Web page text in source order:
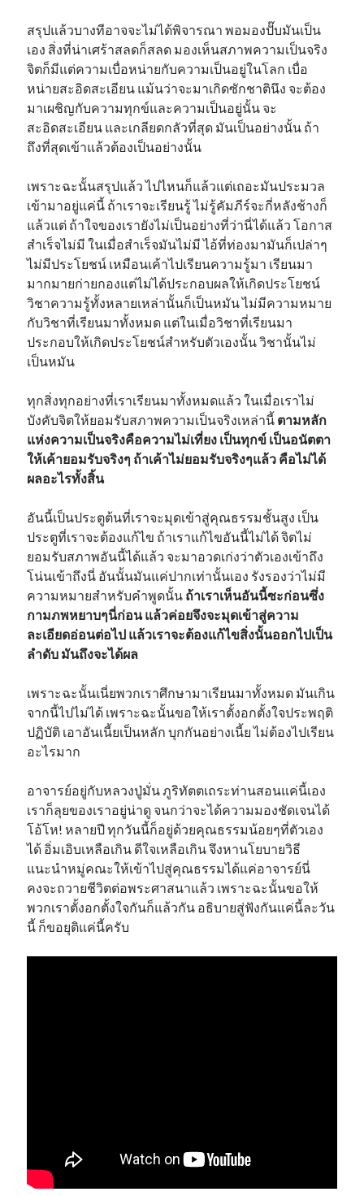
สรุปแล้วบางทีอาจจะไม่ได้พิจารณา พอมองปั๊บมันเป็น
เอง สิ่งที่น่าเศร้าสลดก็สลด มองเห็นสภาพความเป็นจริง
จิตก็มีแต่ความเบื่อหน่ายกับความเป็นอยู่ในโลก เบื่อ
หน่ายสะอิดสะเอียน แม้นว่าจะมาเกิดซักชาตินึง จะต้อง
มาเผชิญกับความทุกข์และความเป็นอยู่นั้น จะ
สะอิดสะเอียน และเกลียดกลัวที่สุด มันเป็นอย่างนั้น ถ้า
ถึงที่สุดเข้าแล้วต้องเป็นอย่างนั้น
เพราะฉะนั้นสรุปแล้ว ไปไหนก็แล้วแต่เถอะมันประมวล
เข้ามาอยู่แค่นี้ ถ้าเราจะเรียนรู้ ไม่รู้คัมภีร์จะกี่หลังช้างก็
แล้วแต่ ถ้าใจของเรายังไม่เป็นอย่างที่ว่านี่ได้แล้ว โอกาส
สำเร็จไม่มี ในเมื่อสำเร็จมันไม่มี ไอ้ที่ท่องมามันก็เปล่าๆ
ไม่มีประโยชน์ เหมือนเค้าไปเรียนความรู้มา เรียนมา
มากมายก่ายกองแต่ไม่ได้ประกอบผลให้เกิดประโยชน์
วิชาความรู้ทั้งหลายเหล่านั้นก็เป็นหมัน ไม่มีความหมาย
กับวิชาที่เรียนมาทั้งหมด แต่ในเมื่อวิชาที่เรียนมา
ประกอบให้เกิดประโยชน์สำหรับตัวเองนั้น วิชานั้นไม่
เป็นหมัน
ทุกสิ่งทุกอย่างที่เราเรียนมาทั้งหมดแล้ว ในเมื่อเราไม่
บังคับจิตให้ยอมรับสภาพความเป็นจริงเหล่านี้ ตามหลัก
แห่งความเป็นจริงคือความไม่เที่ยง เป็นทุกข์ เป็นอนัตตา
ให้เค้ายอมรับจริงๆ ถ้าเค้าไม่ยอมรับจริงๆแล้ว คือไม่ได้
ผลอะไรทั้งสิ้น
อันนี้เป็นประตูต้นที่เราจะมุดเข้าสู่คุณธรรมชั้นสูง เป็น
ประตูที่เราจะต้องแก้ไข ถ้าเราแก้ไขอันนี้ไม่ได้ จิตไม่
ยอมรับสภาพอันนี้ได้แล้ว จะมาอวดเก่งว่าตัวเองเข้าถึง
โน่นเข้าถึงนี่ อันนั้นมันแค่ปากเท่านั้นเอง รังรองว่าไม่มี
ความหมายสำหรับคำพูดนั้น ถ้าเราเห็นอันนี้ซะก่อนซึ่ง
กามภพหยาบๆนี่ก่อน แล้วค่อยจึงจะมุดเข้าสู่ความ
ละเอียดอ่อนต่อไป แล้วเราจะต้องแก้ไขสิ่งนั้นออกไปเป็น
ลำดับ มันถึงจะได้ผล
เพราะฉะนั้นเนี่ยพวกเราศึกษามาเรียนมาทั้งหมด มันเกิน
จากนี้ไปไม่ได้ เพราะฉะนั้นขอให้เราตั้งอกตั้งใจประพฤติ
ปฏิบัติ เอาอันเนี้ยเป็นหลัก บุกกันอย่างเนี้ย ไม่ต้องไปเรียน
อะไรมาก
อาจารย์อยู่กับหลวงปู่มั่น ภูริทัตตเถระท่านสอนแค่นี้เอง
เราก็ลุยของเราอยู่น่าดู จนกว่าจะได้ความมองชัดเจนได้
โอ้โห! หลายปี ทุกวันนี้ก็อยู่ด้วยคุณธรรมน้อยๆที่ตัวเอง
ได้ อิ่มเอิบเหลือเกิน ดีใจเหลือเกิน จึงหานโยบายวิธี
แนะนำหมู่คณะให้เข้าไปสู่คุณธรรมได้แค่อาจารย์นี่
คงจะถวายชีวิตต่อพระศาสนาแล้ว เพราะฉะนั้นขอให้
พวกเราตั้งอกตั้งใจกันก็แล้วกัน อธิบายสู่ฟังกันแค่นี้ละวัน
นี้ ก็ขอยุติแค่นี้ครับ